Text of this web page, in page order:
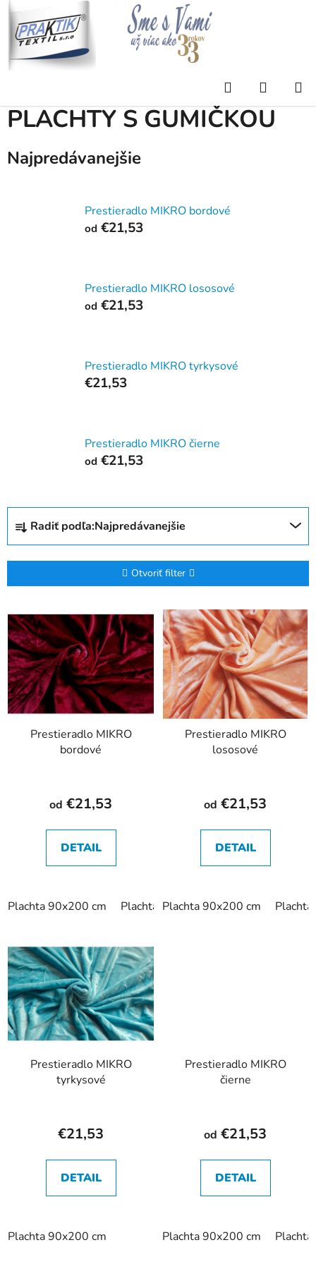
Prejsť
na
obsah
Hľadať
KOŠÍK
Domov
Eshop PLACHTY MIKRO NAPÍNACIE PLACHTY S GUMIČKOU
PLACHTY S GUMIČKOU
Najpredávanejšie
Prestieradlo MIKRO bordové
od €21,53
Prestieradlo MIKRO lososové
od €21,53
Prestieradlo MIKRO tyrkysové
€21,53
Prestieradlo MIKRO čierne
od €21,53
R
d
n
e
p
r
o
d
u
Radiť podľa:Najpredávanejšie
Otvoriť filter
V
ý
p
i
s
p
r
Prestieradlo MIKRO
bordové
od €21,53
DETAIL
Plachta 90x200 cm Plachta 180x200 cm
Prestieradlo MIKRO
lososové
od €21,53
DETAIL
Plachta 90x200 cm
Prestieradlo MIKRO
tyrkysové
€21,53
DETAIL
Plachta 90x200 cm
Prestieradlo MIKRO
čierne
od €21,53
DETAIL
Plachta 90x200 cm